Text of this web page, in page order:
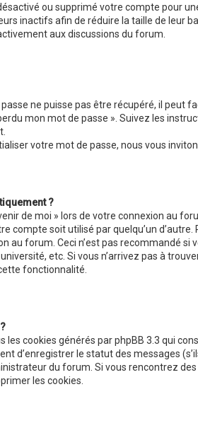
ou supprimé votre compte pour
inactifs afin de réduire la taille de leur
aux discussions du forum.
ne puisse pas être récupéré, il peut
mon mot de passe ». Suivez les
votre mot de passe, nous vous
?
de moi » lors de votre connexion au
compte soit utilisé par quelqu’un
au forum. Ceci n’est pas recommandé
etc. Si vous n’arrivez pas à
fonctionnalité.
les cookies générés par phpBB 3.3 qui
d’enregistrer le statut des messages
du forum. Si vous rencontrez
les cookies.